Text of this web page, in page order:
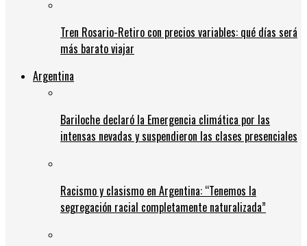
Tren Rosario-Retiro con precios variables: qué días será
más barato viajar
Argentina
Bariloche declaró la Emergencia climática por las
intensas nevadas y suspendieron las clases presenciales
Racismo y clasismo en Argentina: “Tenemos la
segregación racial completamente naturalizada”